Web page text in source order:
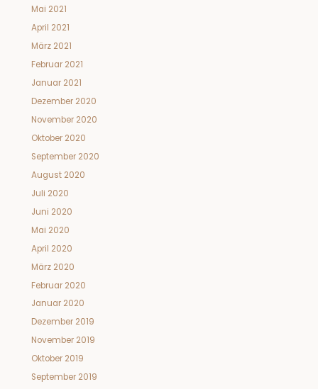
Mai 2021
April 2021
März 2021
Februar 2021
Januar 2021
Dezember 2020
November 2020
Oktober 2020
September 2020
August 2020
Juli 2020
Juni 2020
Mai 2020
April 2020
März 2020
Februar 2020
Januar 2020
Dezember 2019
November 2019
Oktober 2019
September 2019